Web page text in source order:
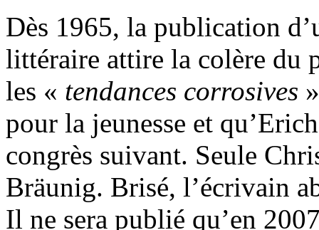
Dès 1965, la publication
littéraire attire la colère du
les « tendances corrosives
pour la jeunesse et
congrès suivant. Seule
Bräunig. Brisé, l’écrivain
Il ne sera publié qu’en